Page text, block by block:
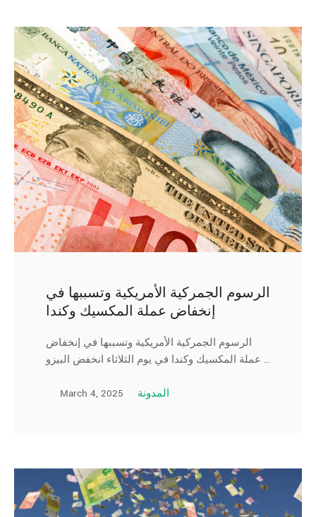
الرسوم الجمركية الأمريكية وتسببها في
الرسوم الجمركية الأمريكية وتسببها في إنخفاض
عملة المكسيك وكندا في يوم الثلاثاء انخفض البيزو …
March 4, 2025 المدونة